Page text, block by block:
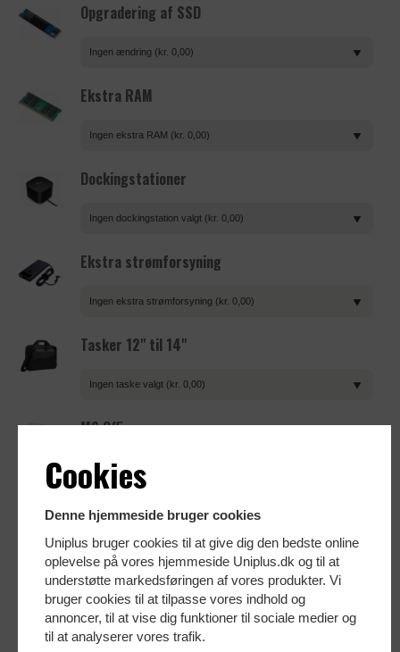
Cookies
Denne hjemmeside bruger cookies
Uniplus bruger cookies til at give dig den bedste online
oplevelse på vores hjemmeside Uniplus.dk og til at
understøtte markedsføringen af vores produkter. Vi
bruger cookies til at tilpasse vores indhold og
annoncer, til at vise dig funktioner til sociale medier og
til at analyserer vores trafik.
Opgradering af SSD
Ingen ændring (kr. 0,00)
Ekstra RAM
Ingen ekstra RAM (kr. 0,00)
Dockingstationer
Ingen dockingstation valgt (kr. 0,00)
Ekstra strømforsyning
Ingen ekstra strømforsyning (kr. 0,00)
Tasker 12" til 14"
Ingen taske valgt (kr. 0,00)
MS Office
Uden MS Office (kr. 0,00)
Skærm
Ingen skærm valgt (kr. 0,00)
Skærmkabler
Ingen Skærmkabler valgt (kr. 0,00)